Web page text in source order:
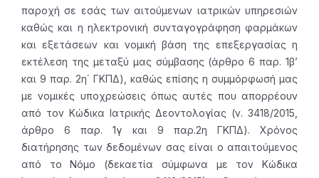
παροχή σε εσάς των αιτούμενων ιατρικών υπηρεσιών
καθώς και η ηλεκτρονική συνταγογράφηση φαρμάκων
και εξετάσεων και νομική βάση της επεξεργασίας η
εκτέλεση της μεταξύ μας σύμβασης (άρθρο 6 παρ. 1β’
και 9 παρ. 2η΄ ΓΚΠΔ), καθώς επίσης η συμμόρφωσή μας
με νομικές υποχρεώσεις όπως αυτές που απορρέουν
από τον Κώδικα Ιατρικής Δεοντολογίας (ν. 3418/2015,
άρθρο 6 παρ. 1γ και 9 παρ.2η ΓΚΠΔ). Χρόνος
διατήρησης των δεδομένων σας είναι ο απαιτούμενος
από το Νόμο (δεκαετία σύμφωνα με τον Κώδικα